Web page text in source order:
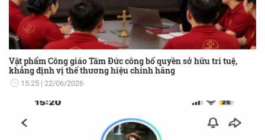
Vật phẩm Công giáo Tâm Đức công bố quyền sở hữu trí tuệ,
khẳng định vị thế thương hiệu chính hãng
15:25 22/06/2026